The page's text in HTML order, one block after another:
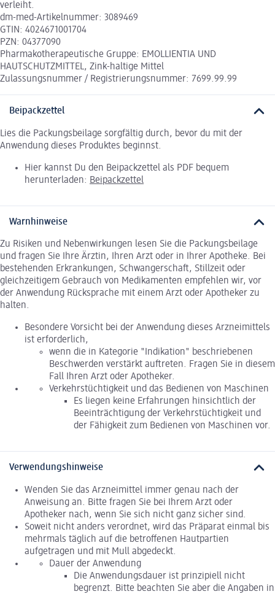
verleiht.
dm-med-Artikelnummer: 3089469
GTIN: 4024671001704
PZN: 04377090
Pharmakotherapeutische Gruppe: EMOLLIENTIA UND
HAUTSCHUTZMITTEL, Zink-haltige Mittel
Zulassungsnummer / Registrierungsnummer: 7699.99.99
Beipackzettel
Lies die Packungsbeilage sorgfältig durch, bevor du mit der
Anwendung dieses Produktes beginnst.
Hier kannst Du den Beipackzettel als PDF bequem
herunterladen: Beipackzettel
Warnhinweise
Zu Risiken und Nebenwirkungen lesen Sie die Packungsbeilage
und fragen Sie Ihre Ärztin, Ihren Arzt oder in Ihrer Apotheke. Bei
bestehenden Erkrankungen, Schwangerschaft, Stillzeit oder
gleichzeitigem Gebrauch von Medikamenten empfehlen wir, vor
der Anwendung Rücksprache mit einem Arzt oder Apotheker zu
halten.
Besondere Vorsicht bei der Anwendung dieses Arzneimittels
ist erforderlich,
wenn die in Kategorie "Indikation" beschriebenen
Beschwerden verstärkt auftreten. Fragen Sie in diesem
Fall Ihren Arzt oder Apotheker.
Verkehrstüchtigkeit und das Bedienen von Maschinen
Es liegen keine Erfahrungen hinsichtlich der
Beeinträchtigung der Verkehrstüchtigkeit und
der Fähigkeit zum Bedienen von Maschinen vor.
Verwendungshinweise
Wenden Sie das Arzneimittel immer genau nach der
Anweisung an. Bitte fragen Sie bei Ihrem Arzt oder
Apotheker nach, wenn Sie sich nicht ganz sicher sind.
Soweit nicht anders verordnet, wird das Präparat einmal bis
mehrmals täglich auf die betroffenen Hautpartien
aufgetragen und mit Mull abgedeckt.
Dauer der Anwendung
Die Anwendungsdauer ist prinzipiell nicht
begrenzt. Bitte beachten Sie aber die Angaben in